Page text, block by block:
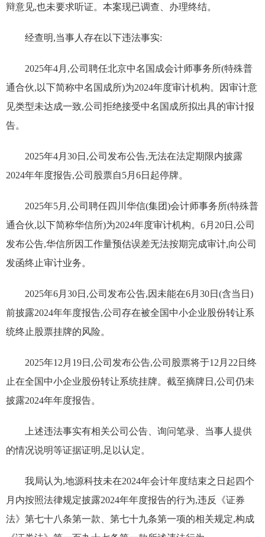
辩意见,也未要求听证。本案现已调查、办理终结。
经查明,当事人存在以下违法事实:
2025年4月,公司聘任北京中名国成会计师事务所(特殊普
通合伙,以下简称中名国成所)为2024年度审计机构。因审计意
见类型未达成一致,公司拒绝接受中名国成所拟出具的审计报
告。
2025年4月30日,公司发布公告,无法在法定期限内披露
2024年年度报告,公司股票自5月6日起停牌。
2025年5月,公司聘任四川华信(集团)会计师事务所(特殊普
通合伙,以下简称华信所)为2024年度审计机构。6月20日,公司
发布公告,华信所因工作量预估误差无法按期完成审计,向公司
发函终止审计业务。
2025年6月30日,公司发布公告,因未能在6月30日(含当日)
前披露2024年年度报告,公司存在被全国中小企业股份转让系
统终止股票挂牌的风险。
2025年12月19日,公司发布公告,公司股票将于12月22日终
止在全国中小企业股份转让系统挂牌。截至摘牌日,公司仍未
披露2024年年度报告。
上述违法事实有相关公司公告、询问笔录、当事人提供
的情况说明等证据证明,足以认定。
我局认为,地源科技未在2024年会计年度结束之日起四个
月内按照法律规定披露2024年年度报告的行为,违反《证券
法》第七十八条第一款、第七十九条第一项的相关规定,构成